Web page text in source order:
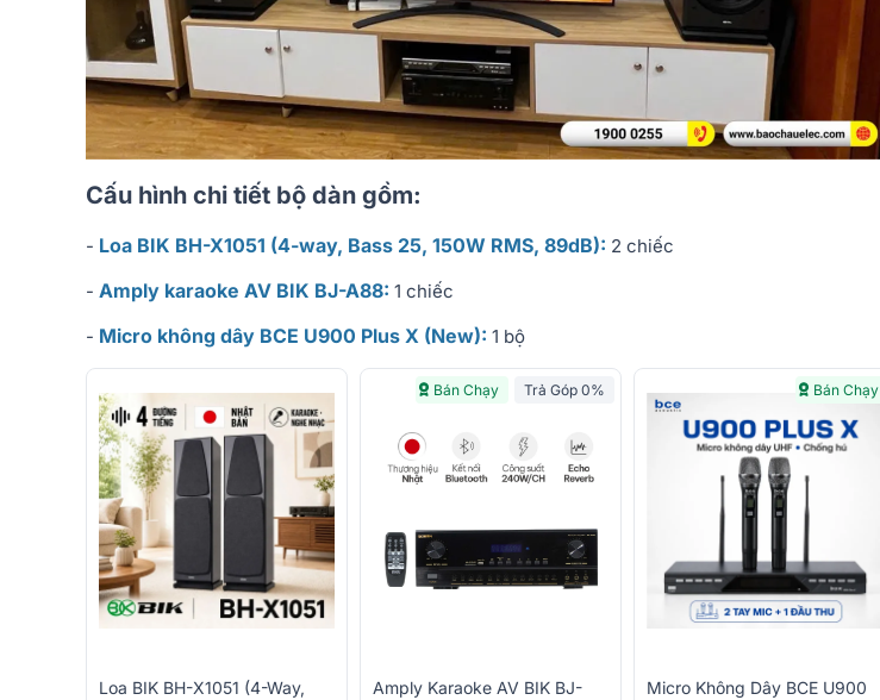
Cấu hình chi tiết bộ dàn gồm:
- Loa BIK BH-X1051 (4-way, Bass 25, 150W RMS, 89dB): 2 chiếc
- Amply karaoke AV BIK BJ-A88: 1 chiếc
- Micro không dây BCE U900 Plus X (New): 1 bộ
Loa BIK BH-X1051 (4-Way,
Bán Chạy Trả Góp 0%
Amply Karaoke AV BIK BJ-
Bán Chạy
Micro Không Dây BCE U900